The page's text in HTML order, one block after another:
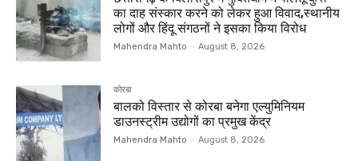
का दाह संस्कार करने को लेकर हुआ विवाद,स्थानीय
लोगों और हिंदू संगठनों ने इसका किया विरोध
Mahendra Mahto - August 8, 2026
कोरबा
बालको विस्तार से कोरबा बनेगा एल्युमिनियम
डाउनस्ट्रीम उद्योगों का प्रमुख केंद्र
Mahendra Mahto - August 8, 2026